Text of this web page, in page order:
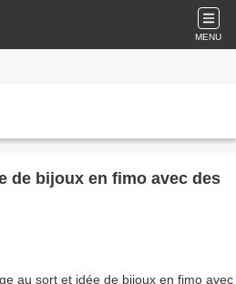
MENU
de bijoux en fimo avec des